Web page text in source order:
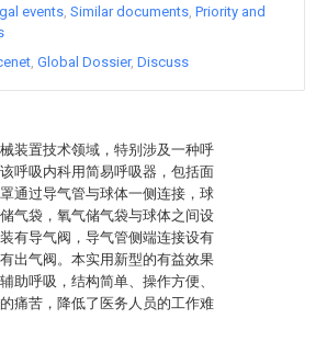
装置技术领域，特别涉及一种呼
呼吸内科用简易呼吸器，包括面
通过导气管与球体一侧连接，球
气袋，氧气储气袋与球体之间设
有导气阀，导气管侧端连接设有
出气阀。本实用新型的有益效果
助呼吸，结构简单、操作方便、
痛苦，降低了医务人员的工作难
events Similar documents Priority and
Global Dossier Discuss